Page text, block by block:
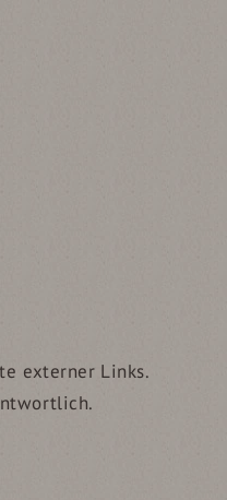
externer Links.